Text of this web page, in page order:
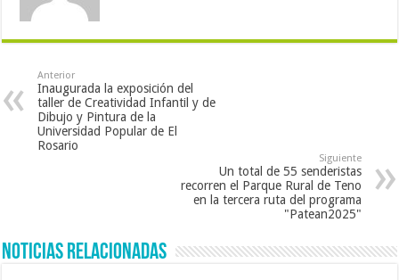
Anterior
Inaugurada la exposición del
taller de Creatividad Infantil y de
Dibujo y Pintura de la
Universidad Popular de El
Rosario
Siguiente
Un total de 55 senderistas
recorren el Parque Rural de Teno
en la tercera ruta del programa
"Patean2025"
Noticias Relacionadas